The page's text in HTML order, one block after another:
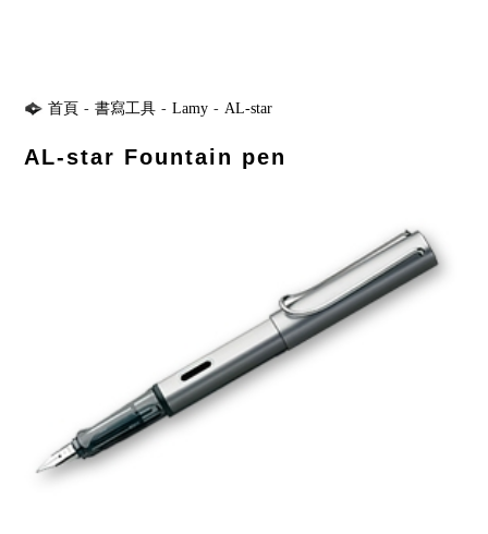
首頁 - 書寫工具 - Lamy - AL-star
AL-star Fountain pen